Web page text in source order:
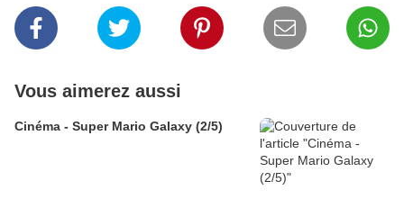
Vous aimerez aussi
Cinéma - Super Mario Galaxy (2/5)